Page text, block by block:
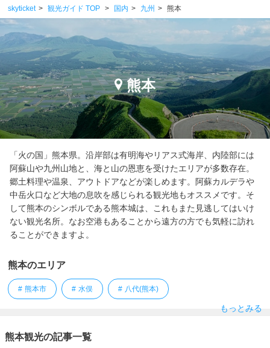
skyticket 観光ガイド TOP 国内 九州 熊本
熊本
「火の国」熊本県。沿岸部は有明海やリアス式海岸、内陸部には
阿蘇山や九州山地と、海と山の恩恵を受けたエリアが多数存在。
郷土料理や温泉、アウトドアなどが楽しめます。阿蘇カルデラや
中岳火口など大地の息吹を感じられる観光地もオススメです。そ
して熊本のシンボルである熊本城は、これもまた見逃してはいけ
ない観光名所。なお空港もあることから遠方の方でも気軽に訪れ
ることができますよ。
熊本のエリア
熊本市 水俣 八代(熊本)
もっとみる
熊本観光の記事一覧